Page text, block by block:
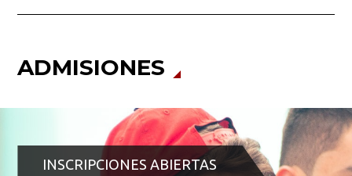
ADMISIONES
INSCRIPCIONES ABIERTAS